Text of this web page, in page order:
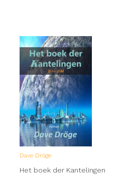
Dave Dröge
Het boek der Kantelingen